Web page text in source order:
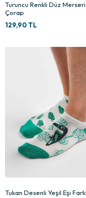
Turuncu Renkli Düz
Çorap
129,90 TL
Tukan Desenli Yeşil Eşi